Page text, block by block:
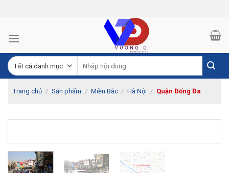
Trang chủ / Sản phẩm / Miền Bắc / Hà Nội / Quận Đống Đa